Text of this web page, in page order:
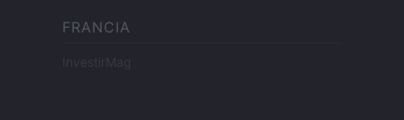
FRANCIA
InvestirMag